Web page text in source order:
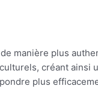
manière plus
créant ainsi
plus